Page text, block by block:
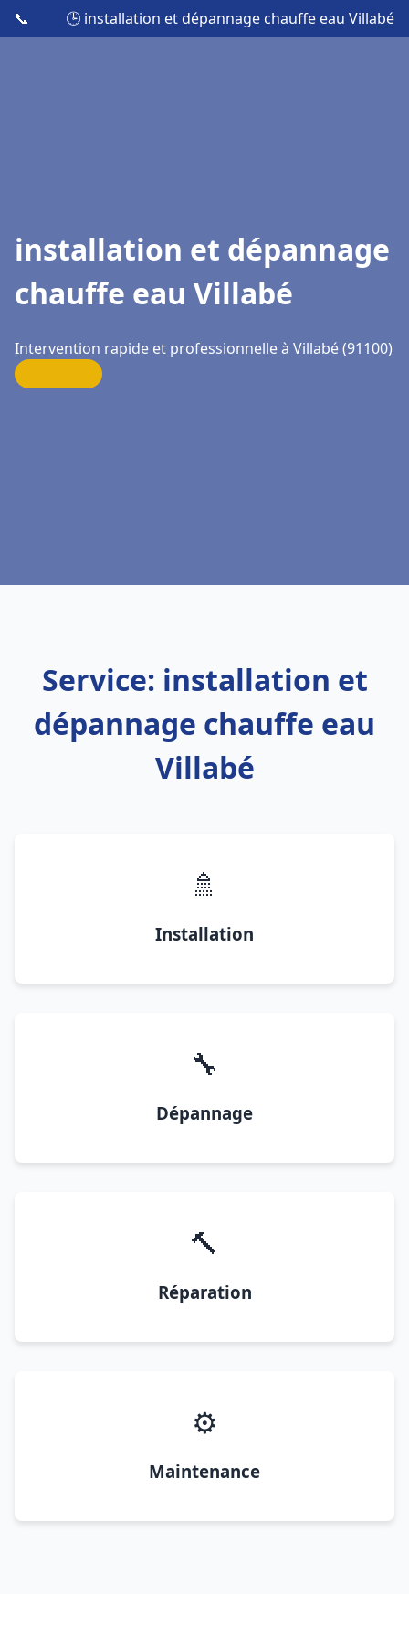
📞 🕒 installation et dépannage chauffe eau Villabé
installation et dépannage
chauffe eau Villabé
Intervention rapide et professionnelle à Villabé (91100)
Service: installation et
dépannage chauffe eau
Villabé
🚿
Installation
🔧
Dépannage
🔨
Réparation
⚙️
Maintenance